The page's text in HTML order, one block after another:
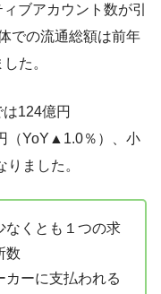
ブアカウント数が引
での流通総額は前年
た。
124億円
（YoY▲1.0％）、小
ました。
なくとも１つの求
数
カーに支払われる